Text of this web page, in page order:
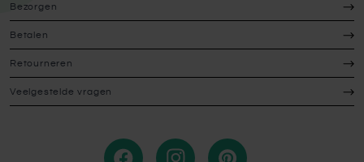
Bezorgen
Betalen
Retourneren
Veelgestelde vragen